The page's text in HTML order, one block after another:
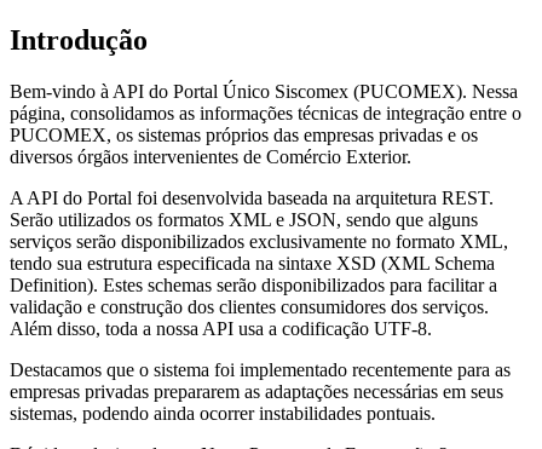
Introdução
Bem-vindo à API do Portal Único Siscomex (PUCOMEX). Nessa
página, consolidamos as informações técnicas de integração entre o
PUCOMEX, os sistemas próprios das empresas privadas e os
diversos órgãos intervenientes de Comércio Exterior.
A API do Portal foi desenvolvida baseada na arquitetura REST.
Serão utilizados os formatos XML e JSON, sendo que alguns
serviços serão disponibilizados exclusivamente no formato XML,
tendo sua estrutura especificada na sintaxe XSD (XML Schema
Definition). Estes schemas serão disponibilizados para facilitar a
validação e construção dos clientes consumidores dos serviços.
Além disso, toda a nossa API usa a codificação UTF-8.
Destacamos que o sistema foi implementado recentemente para as
empresas privadas prepararem as adaptações necessárias em seus
sistemas, podendo ainda ocorrer instabilidades pontuais.